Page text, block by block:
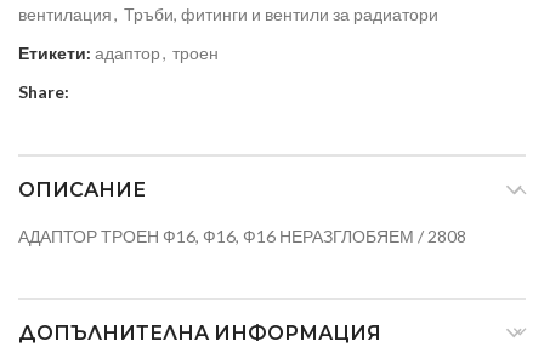
вентилация, Тръби, фитинги и вентили за радиатори
Етикети: адаптор, троен
Share:
ОПИСАНИЕ
АДАПТОР ТРОЕН Ф16, Ф16, Ф16 НЕРАЗГЛОБЯЕМ / 2808
ДОПЪЛНИТЕЛНА ИНФОРМАЦИЯ